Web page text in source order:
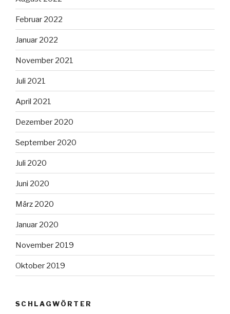
Februar 2022
Januar 2022
November 2021
Juli 2021
April 2021
Dezember 2020
September 2020
Juli 2020
Juni 2020
März 2020
Januar 2020
November 2019
Oktober 2019
SCHLAGWÖRTER